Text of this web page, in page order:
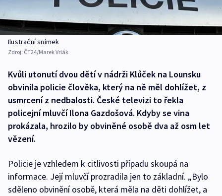
Ilustrační snímek
Zdroj: ČT24/Marek Vrlák
Kvůli utonutí dvou dětí v nádrži Klůček na Lounsku
obvinila policie člověka, který na ně měl dohlížet, z
usmrcení z nedbalosti. České televizi to řekla
policejní mluvčí Ilona Gazdošová. Kdyby se vina
prokázala, hrozilo by obviněné osobě dva až osm let
vězení.
Policie je vzhledem k citlivosti případu skoupá na
informace. Její mluvčí prozradila jen to základní. „Bylo
sděleno obvinění osobě, která měla na děti dohlížet, a